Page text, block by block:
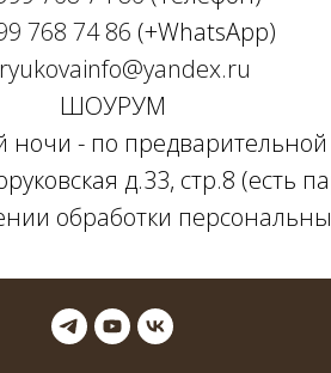
768 74 86 (+WhatsApp)
ШОУРУМ
ночи - по
д.33, стр.8 (есть
обработки